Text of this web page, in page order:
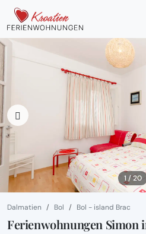
1 / 20
Dalmatien Bol Bol - island Brac
Ferienwohnungen Simon